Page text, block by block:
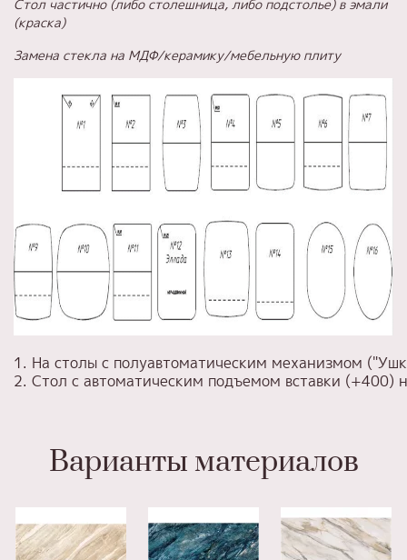
Стол частично (либо столешница, либо подстолье) в эмали
(краска)
Замена стекла на МДФ/керамику/мебельную плиту
1. На столы с полуавтоматическим механизмом
2. Стол с автоматическим подъемом вставки
Варианты материалов